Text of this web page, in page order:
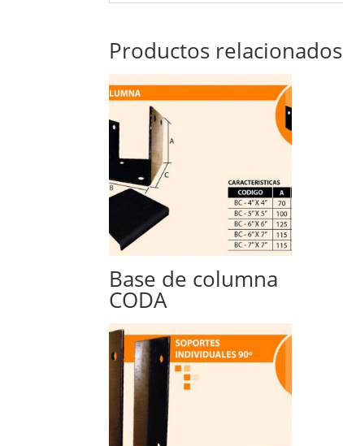
Productos relacionados
Base de columna
CODA